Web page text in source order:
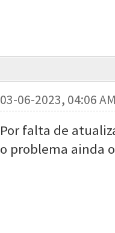
03-06-2023, 04:06
Por falta de
o problema ainda